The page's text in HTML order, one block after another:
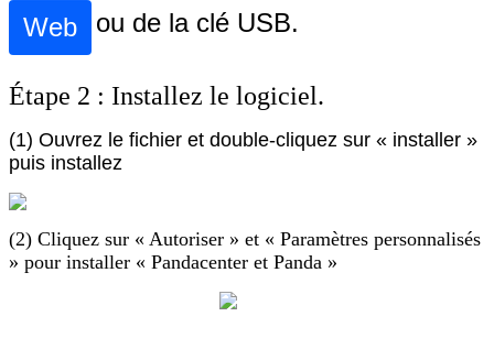
Web
ou de la clé USB.
Étape 2 : Installez le logiciel.
(1) Ouvrez le fichier et double-cliquez sur « installer »
puis installez
(2) Cliquez sur « Autoriser » et « Paramètres personnalisés
» pour installer « Pandacenter et Panda »